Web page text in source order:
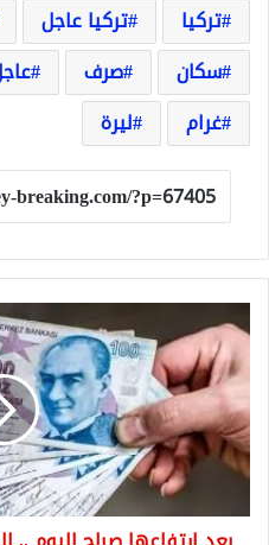
تركيا
تركيا عاجل
سكان
صرف
غرام
ليرة
ارتفاعها
صباح
اليوم
..
الليرة
التركية
تعود
للانخفاض
مقابل